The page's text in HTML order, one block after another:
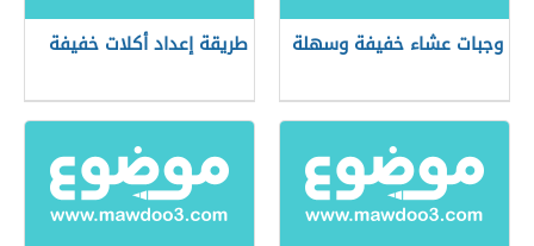
وجبات عشاء خفيفة وسهلة طريقة إعداد أكلات خفيفة